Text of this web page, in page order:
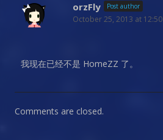
orzFly Post author
October 25, 2013 at 12:50
我现在已经不是 HomeZZ 了。
Comments are closed.